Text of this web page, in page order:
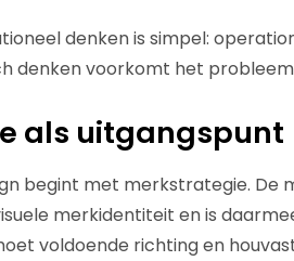
denken is simpel:
denken voorkomt het
als uitgangspunt
begint met merkstrategie. De
merkidentiteit en is
voldoende richting en